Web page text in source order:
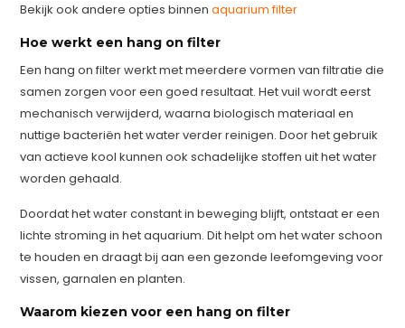
Bekijk ook andere opties binnenaquarium filter
Hoe werkt een hang on filter
Een hang on filter werkt met meerdere vormen van filtratie die
samen zorgen voor een goed resultaat. Het vuil wordt eerst
mechanisch verwijderd, waarna biologisch materiaal en
nuttige bacteriën het water verder reinigen. Door het gebruik
van actieve kool kunnen ook schadelijke stoffen uit het water
worden gehaald.
Doordat het water constant in beweging blijft, ontstaat er een
lichte stroming in het aquarium. Dit helpt om het water schoon
te houden en draagt bij aan een gezonde leefomgeving voor
vissen, garnalen en planten.
Waarom kiezen voor een hang on filter